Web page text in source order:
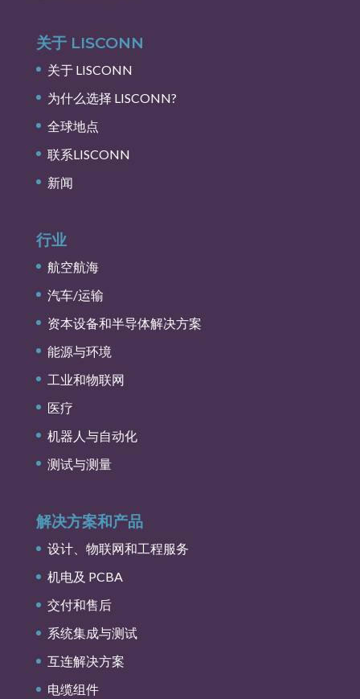
关于 LISCONN
关于 LISCONN
为什么选择 LISCONN?
全球地点
联系LISCONN
新闻
行业
航空航海
汽车/运输
资本设备和半导体解决方案
能源与环境
工业和物联网
医疗
机器人与自动化
测试与测量
解决方案和产品
设计、物联网和工程服务
机电及 PCBA
交付和售后
系统集成与测试
互连解决方案
电缆组件